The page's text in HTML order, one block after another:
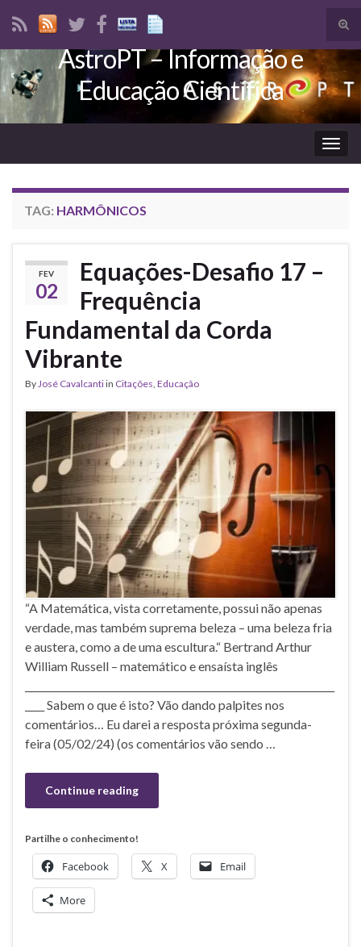
Search for:
AstroPT – Informação e
Educação Científica
TAG: HARMÔNICOS
FEV
02
Equações-Desafio 17 –
Frequência
Fundamental da Corda
Vibrante
ByJosé Cavalcantiin Citações, Educação
“A Matemática, vista corretamente, possui não apenas
verdade, mas também suprema beleza – uma beleza fria
e austera, como a de uma escultura.“ Bertrand Arthur
William Russell – matemático e ensaísta inglês
____ Sabem o que é isto? Vão dando palpites nos
comentários… Eu darei a resposta próxima segunda-
feira (05/02/24) (os comentários vão sendo …
Continue reading
Partilhe o conhecimento!
Facebook X Email
More